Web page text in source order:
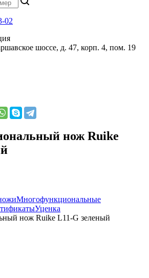
02
шоссе, д. 47, корп. 4, пом. 19
нож Ruike
Многофункциональные
Уценка
нож Ruike L11-G зеленый